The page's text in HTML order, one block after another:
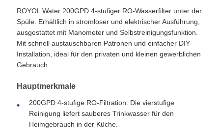
Startseite
Produkte
ROYOL Water 200GPD 4-stufiger RO-Wasserfilter unter der
Spüle. Erhältlich in stromloser und elektrischer Ausführung,
ausgestattet mit Manometer und Selbstreinigungsfunktion.
Mit schnell austauschbaren Patronen und einfacher DIY-
Installation, ideal für den privaten und kleinen gewerblichen
Gebrauch.
Hauptmerkmale
200GPD 4-stufige RO-Filtration: Die vierstufige
Reinigung liefert sauberes Trinkwasser für den
Heimgebrauch in der Küche.